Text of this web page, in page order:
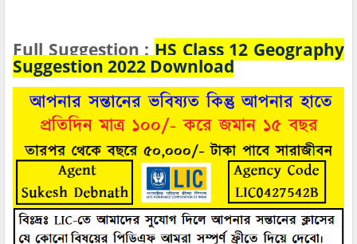
Full Suggestion :HS Class 12 Geography
Suggestion 2022 Download